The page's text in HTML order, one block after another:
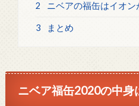
2 ニベアの福缶はイオン
3 まとめ
ニベア福缶2020の中身